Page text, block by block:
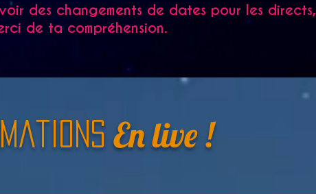
des changements de dates pour les directs,
de ta compréhension.
En live !